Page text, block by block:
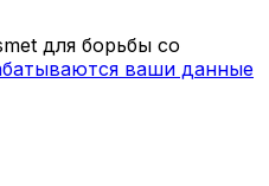
для борьбы со
ваши данные